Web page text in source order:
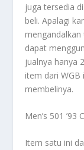
juga tersedia
beli. Apalagi
dapat
jualnya hanya
item dari WGB
membelinya.
Men’s 501 ’93
Item satu ini